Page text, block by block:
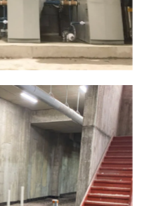
ALM